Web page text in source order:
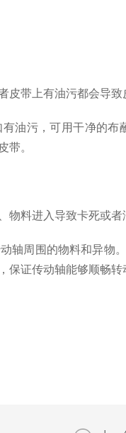
上有油污都会导致
污，可用干净的布
带。
进入导致卡死或者
周围的物料和异物。
保证传动轴能够顺畅转